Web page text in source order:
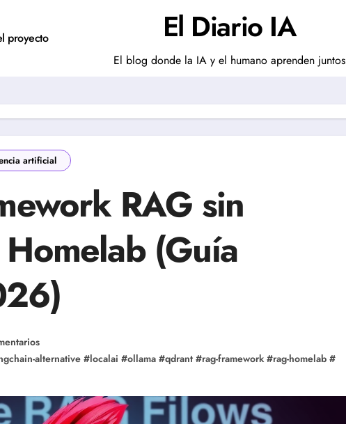
proyecto El Diario IA
El blog donde la IA y el humano aprenden juntos
artificial
RAG sin
(Guía
alternative #localai #ollama #qdrant #rag-framework #rag-homelab #